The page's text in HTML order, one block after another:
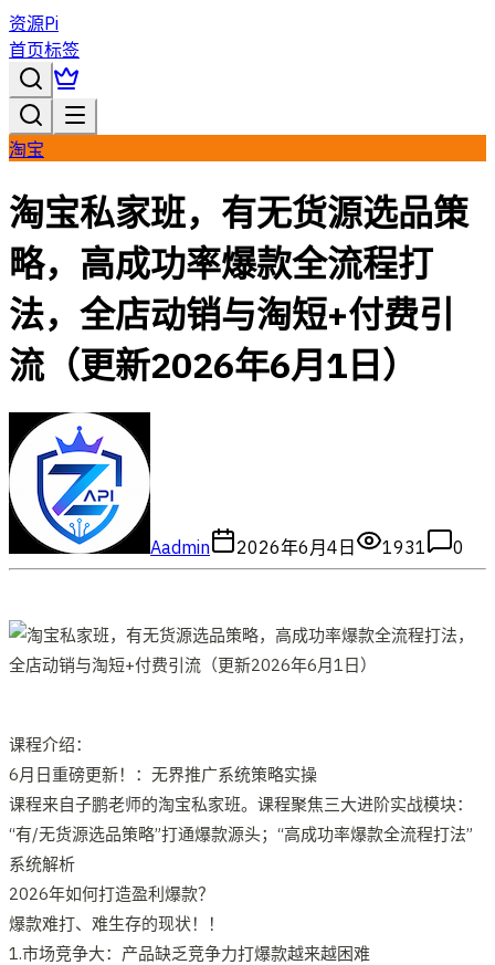
资源Pi
首页标签
淘宝
淘宝私家班，有无货源选品策
略，高成功率爆款全流程打
法，全店动销与淘短+付费引
流（更新2026年6月1日）
Aadmin 2026年6月4日 1931 0
课程介绍：
6月日重磅更新！：无界推广系统策略实操
课程来自子鹏老师的淘宝私家班。课程聚焦三大进阶实战模块：
“有/无货源选品策略”打通爆款源头；“高成功率爆款全流程打法”
系统解析
2026年如何打造盈利爆款？
爆款难打、难生存的现状！！
1.市场竞争大：产品缺乏竞争力打爆款越来越困难